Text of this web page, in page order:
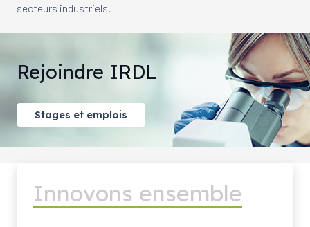
secteurs industriels.
Rejoindre IRDL
Stages et emplois
Innovons ensemble